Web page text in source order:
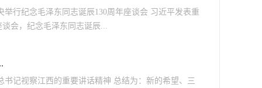
行纪念毛泽东同志诞辰130周年座谈会 习近平发表重
会，纪念毛泽东同志诞辰...
记视察江西的重要讲话精神 总结为：新的希望、三